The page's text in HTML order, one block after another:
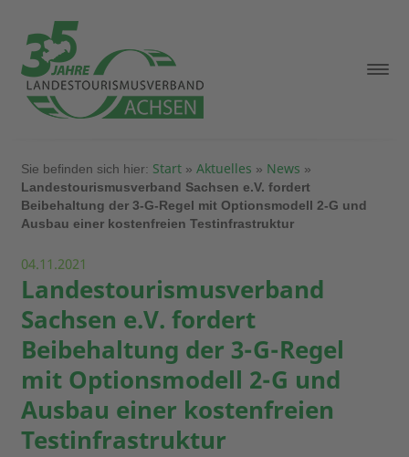
Sie befinden sich hier: Start» Aktuelles » News »
Landestourismusverband Sachsen e.V. fordert
Beibehaltung der 3-G-Regel mit Optionsmodell 2-G und
Ausbau einer kostenfreien Testinfrastruktur
04.11.2021
Landestourismusverband
Sachsen e.V. fordert
Beibehaltung der 3-G-Regel
mit Optionsmodell 2-G und
Ausbau einer kostenfreien
Testinfrastruktur